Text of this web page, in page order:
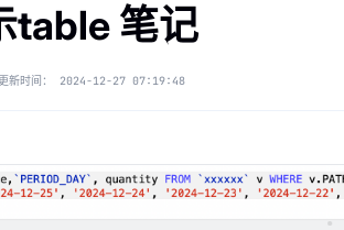
table 笔记
新时间： 2024-12-27 07:19:48